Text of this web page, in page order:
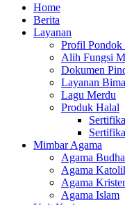
Home
Berita
Layanan
Profil Pondok
Alih Fungsi
Dokumen
Layanan
Lagu Merdu
Produk Halal
Mimbar Agama
Agama Budha
Agama
Agama
Agama Islam